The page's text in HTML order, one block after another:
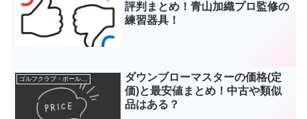
評判まとめ！青山加織プロ監修の
練習器具！
ゴルフクラブ・ボールなどギア
ダウンブローマスターの価格(定
価)と最安値まとめ！中古や類似
品はある？